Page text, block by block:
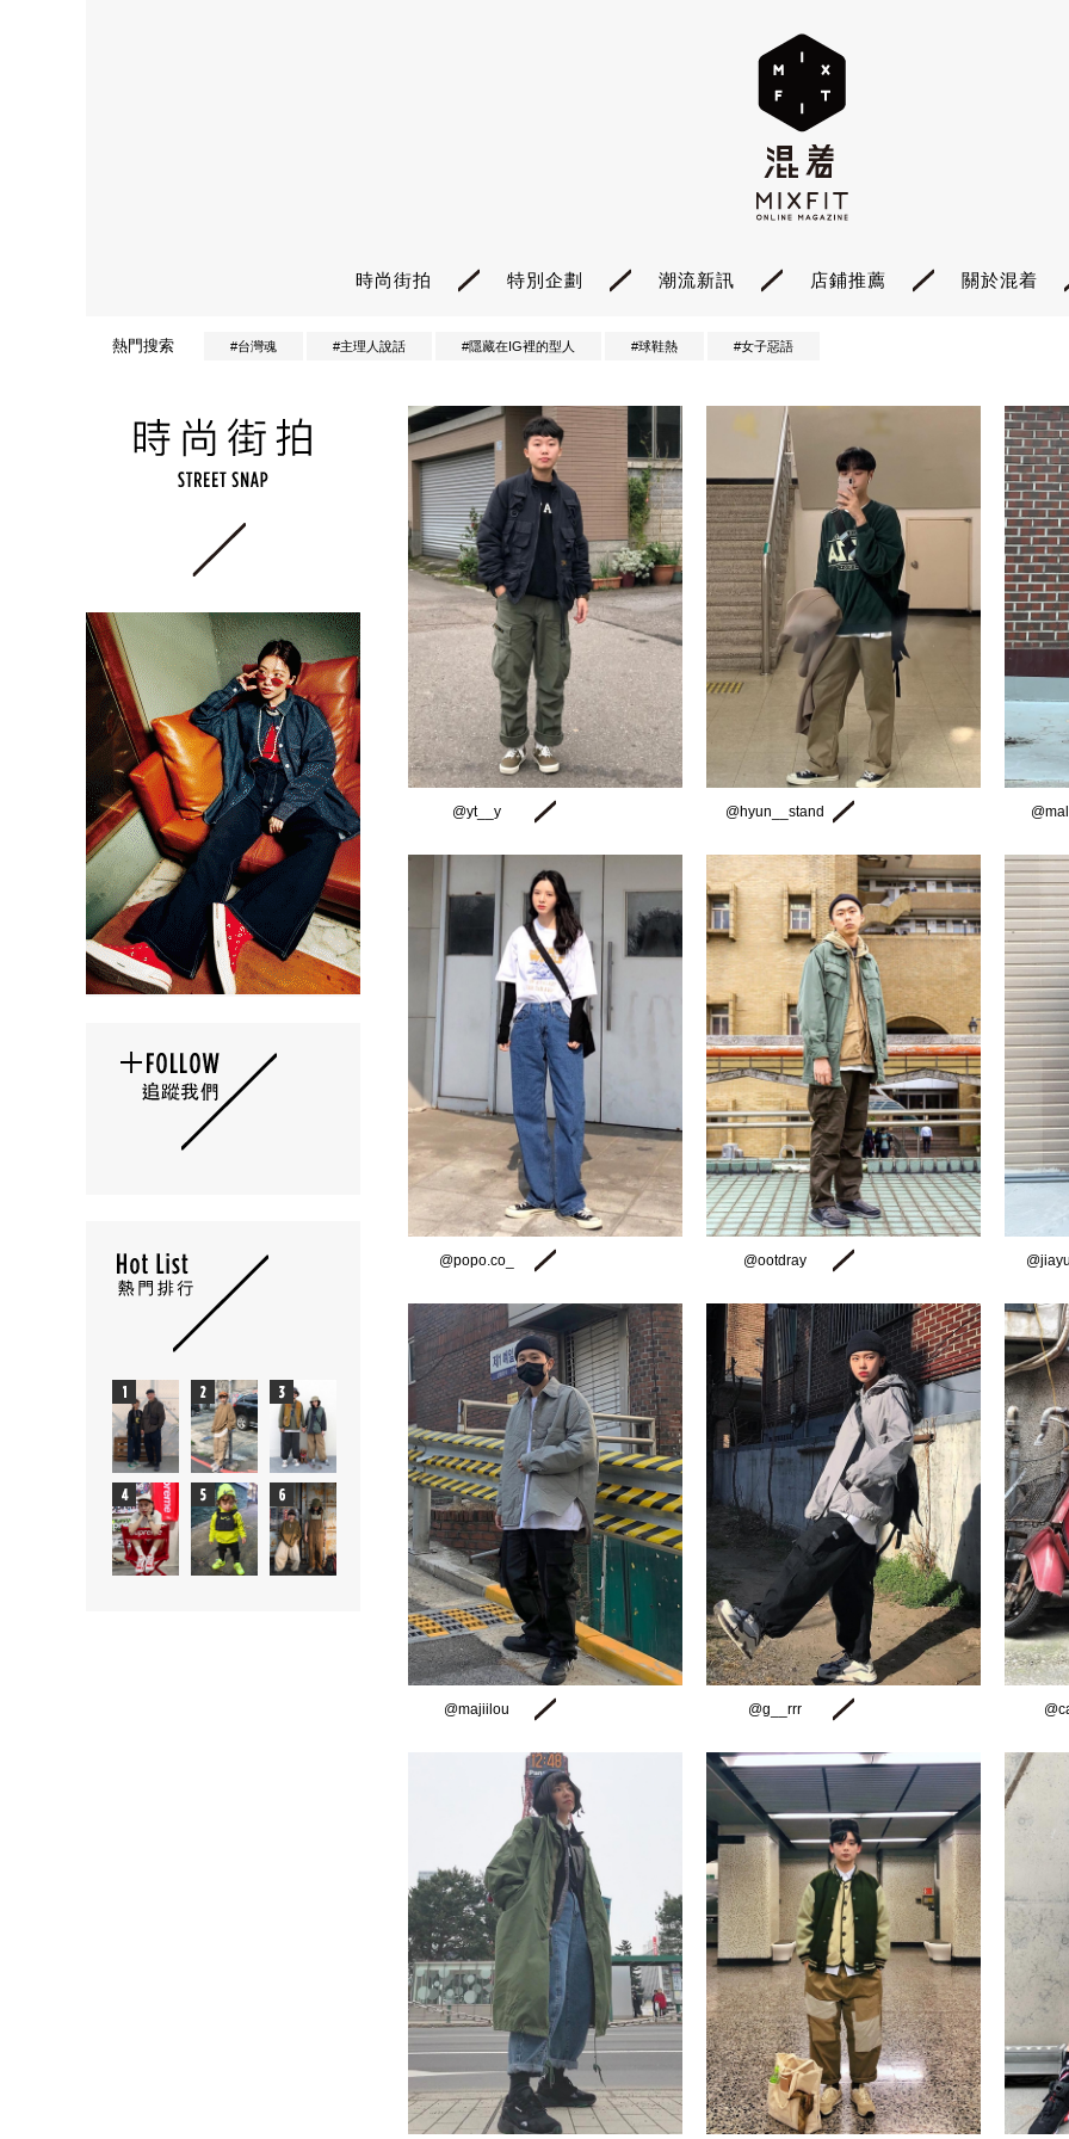
時尚街拍 特別企劃 潮流新訊 店鋪推薦 關於混着
熱門搜索 #台灣魂 #主理人說話 #隱藏在IG裡的型人 #球鞋熱 #女子惡語
@yt__y @hyun__stand
@popo.co_ @ootdray
@majiilou @g__rrr